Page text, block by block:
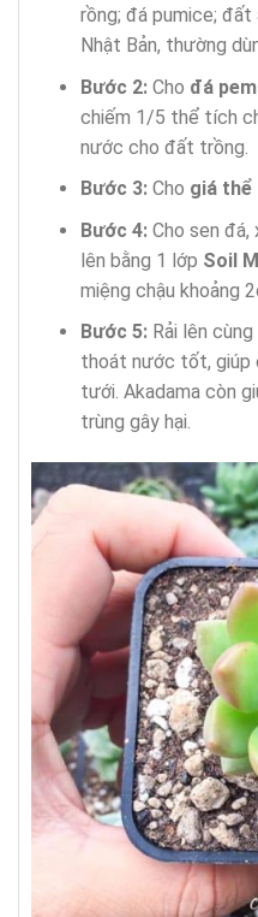
rồng; đá pumice;
Nhật Bản, thường
Bước 2: Cho đá
chiếm 1/5 thể tích
nước cho đất trồng.
Bước 3: Cho giá thể
Bước 4: Cho sen đá,
lên bằng 1 lớp Soil
miệng chậu khoảng
Bước 5:Rải lên
thoát nước tốt, giúp
tưới. Akadama còn
trùng gây hại.